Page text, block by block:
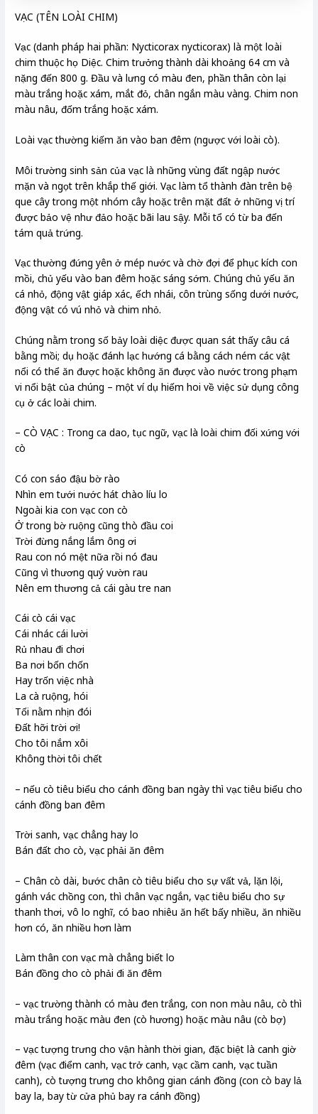
VẠC (TÊN LOÀI CHIM)
Vạc (danh pháp hai phần: Nycticorax nycticorax) là một loài
chim thuộc họ Diệc. Chim trưởng thành dài khoảng 64 cm và
nặng đến 800 g. Đầu và lưng có màu đen, phần thân còn lại
màu trắng hoặc xám, mắt đỏ, chân ngắn màu vàng. Chim non
màu nâu, đốm trắng hoặc xám.
Loài vạc thường kiếm ăn vào ban đêm (ngược với loài cò).
Môi trường sinh sản của vạc là những vùng đất ngập nước
mặn và ngọt trên khắp thế giới. Vạc làm tổ thành đàn trên bệ
que cây trong một nhóm cây hoặc trên mặt đất ở những vị trí
được bảo vệ như đảo hoặc bãi lau sậy. Mỗi tổ có từ ba đến
tám quả trứng.
Vạc thường đứng yên ở mép nước và chờ đợi để phục kích con
mồi, chủ yếu vào ban đêm hoặc sáng sớm. Chúng chủ yếu ăn
cá nhỏ, động vật giáp xác, ếch nhái, côn trùng sống dưới nước,
động vật có vú nhỏ và chim nhỏ.
Chúng nằm trong số bảy loài diệc được quan sát thấy câu cá
bằng mồi; dụ hoặc đánh lạc hướng cá bằng cách ném các vật
nổi có thể ăn được hoặc không ăn được vào nước trong phạm
vi nổi bật của chúng – một ví dụ hiếm hoi về việc sử dụng công
cụ ở các loài chim.
– CÒ VẠC : Trong ca dao, tục ngữ, vạc là loài chim đối xứng với
cò
Có con sáo đậu bờ rào
Nhìn em tưới nước hát chào líu lo
Ngoài kia con vạc con cò
Ở trong bờ ruộng cũng thò đầu coi
Trời đừng nắng lắm ông ơi
Rau con nó mệt nữa rồi nó đau
Cũng vì thương quý vườn rau
Nên em thương cả cái gàu tre nan
Cái cò cái vạc
Cái nhác cái lười
Rủ nhau đi chơi
Ba nơi bốn chốn
Hay trốn việc nhà
La cà ruộng, hói
Tối nằm nhịn đói
Đất hỡi trời ơi!
Cho tôi nắm xôi
Không thời tôi chết
– nếu cò tiêu biểu cho cánh đồng ban ngày thì vạc tiêu biểu cho
cánh đồng ban đêm
Trời sanh, vạc chẳng hay lo
Bán đất cho cò, vạc phải ăn đêm
– Chân cò dài, bước chân cò tiêu biểu cho sự vất vả, lặn lội,
gánh vác chồng con, thì chân vạc ngắn, vạc tiêu biểu cho sự
thanh thơi, vô lo nghĩ, có bao nhiêu ăn hết bấy nhiều, ăn nhiều
hơn có, ăn nhiều hơn làm
Làm thân con vạc mà chẳng biết lo
Bán đồng cho cò phải đi ăn đêm
– vạc trường thành có màu đen trắng, con non màu nâu, cò thì
màu trắng hoặc màu đen (cò hương) hoặc màu nâu (cò bợ)
– vạc tượng trưng cho vận hành thời gian, đặc biệt là canh giờ
đêm (vạc điểm canh, vạc trở canh, vạc cầm canh, vạc tuần
canh), cò tượng trưng cho không gian cánh đồng (con cò bay lả
bay la, bay từ cửa phủ bay ra cánh đồng)